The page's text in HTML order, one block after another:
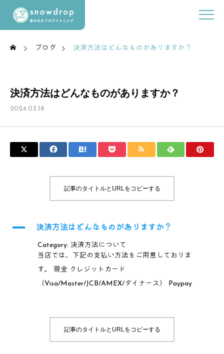
ブログ 決済方法はどんなものがありますか？
決済方法はどんなものがありますか？
2024.03.18
記事のタイトルとURLをコピーする
A 決済方法はどんなものがありますか？
Category: 決済方法について
当店では、下記の支払い方法をご用意しておりま
す。 現金 クレジットカード
（Visa/Master/JCB/AMEX/ダイナース） Paypay
記事のタイトルとURLをコピーする